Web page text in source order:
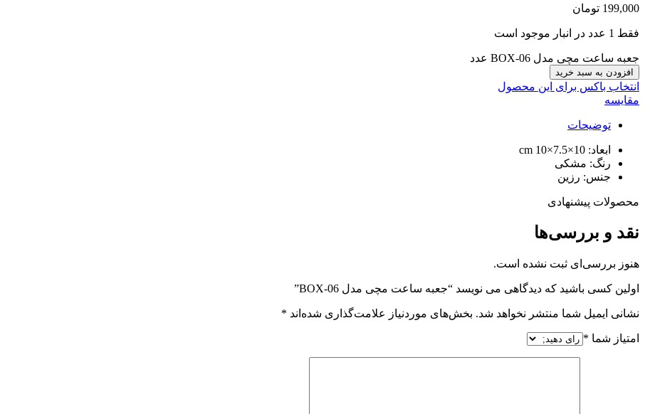
199,000 تومان
فقط 1 عدد در انبار موجود است
جعبه ساعت مچی مدل BOX-06 عدد
افزودن به سبد خرید
انتخاب باکس برای این محصول
مقایسه
توضیحات
ابعاد: 10×7.5×10 cm
رنگ: مشکی
جنس: رزین
محصولات پیشنهادی
نقد و بررسی‌ها
هنوز بررسی‌ای ثبت نشده است.
اولین کسی باشید که دیدگاهی می نویسد “جعبه ساعت مچی مدل BOX-06”
نشانی ایمیل شما منتشر نخواهد شد. بخش‌های موردنیاز علامت‌گذاری شده‌اند *
امتیاز شما *